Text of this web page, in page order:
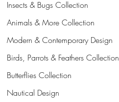
Insects & Bugs Collection
Animals & More Collection
Modern & Contemporary Design
Birds, Parrots & Feathers Collection
Butterflies Collection
Nautical Design